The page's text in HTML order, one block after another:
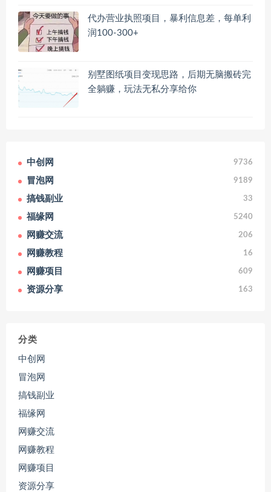
代办营业执照项目，暴利信息差，每单利
润100-300+
别墅图纸项目变现思路，后期无脑搬砖完
全躺赚，玩法无私分享给你
中创网 9736
冒泡网 9189
搞钱副业 33
福缘网 5240
网赚交流 206
网赚教程 16
网赚项目 609
资源分享 163
分类
中创网
冒泡网
搞钱副业
福缘网
网赚交流
网赚教程
网赚项目
资源分享